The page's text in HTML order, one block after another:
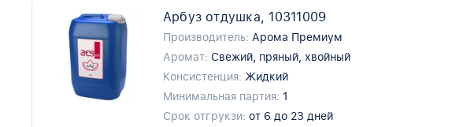
Арбуз отдушка, 10311009
Производитель: Арома Премиум
Аромат: Свежий, пряный, хвойный
Консистенция: Жидкий
Минимальная партия: 1
Срок отгрукзи: от 6 до 23 дней